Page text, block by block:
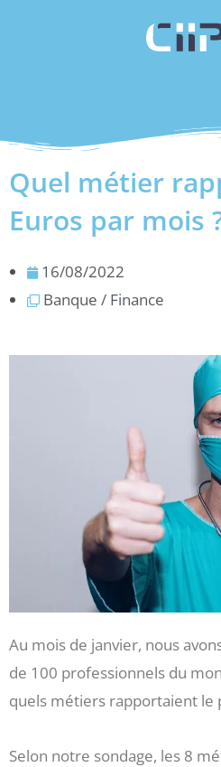
Quel métier
Euros par mois
16/08/2022
Banque / Finance
Au mois de janvier, nous
de 100 professionnels du
quels métiers rapportaient le
Selon notre sondage, les 8